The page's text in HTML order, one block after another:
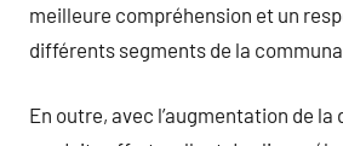
meilleure compréhension et un
différents segments de la
En outre, avec l’augmentation de la